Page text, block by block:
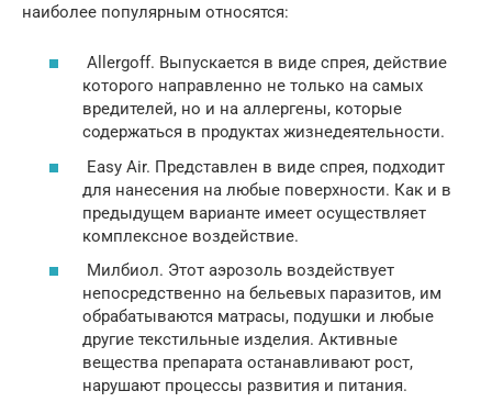
наиболее популярным относятся:
Allergoff. Выпускается в виде спрея, действие
которого направленно не только на самых
вредителей, но и на аллергены, которые
содержаться в продуктах жизнедеятельности.
Easy Air. Представлен в виде спрея, подходит
для нанесения на любые поверхности. Как и в
предыдущем варианте имеет осуществляет
комплексное воздействие.
Милбиол. Этот аэрозоль воздействует
непосредственно на бельевых паразитов, им
обрабатываются матрасы, подушки и любые
другие текстильные изделия. Активные
вещества препарата останавливают рост,
нарушают процессы развития и питания.